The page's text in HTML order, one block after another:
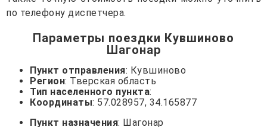
по телефону диспетчера.
Параметры поездки Кувшиново
Шагонар
Пункт отправления: Кувшиново
Регион: Тверская область
Тип населенного пункта:
Координаты: 57.028957, 34.165877
Пункт назначения: Шагонар